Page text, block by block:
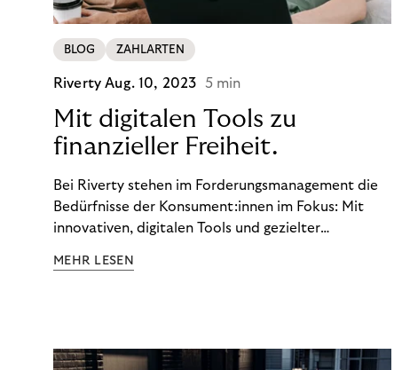
BLOG ZAHLARTEN
RivertyAug. 10, 2023 5 min
Mit digitalen Tools zu
finanzieller Freiheit.
Bei Riverty stehen im Forderungsmanagement die
Bedürfnisse der Konsument:innen im Fokus: Mit
innovativen, digitalen Tools und gezielter
ein Leben in finanzieller Freiheit zu führen. So
MEHR LESEN